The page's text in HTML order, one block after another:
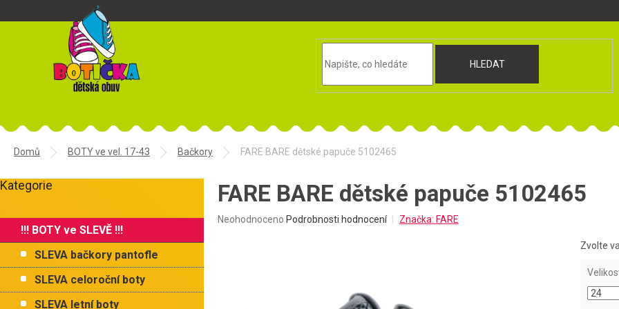
HLEDAT
Domů BOTY ve vel. 17-43 Bačkory FARE BARE dětské papuče 5102465
o
t
n
í
Přeskočit
Kategorie
!!! BOTY ve SLEVĚ !!!
SLEVA bačkory pantofle
SLEVA celoroční boty
SLEVA letní boty
FARE BARE dětské papuče 5102465
Průměrné
Neohodnoceno Podrobnosti hodnocení Značka: FARE
Zvolte